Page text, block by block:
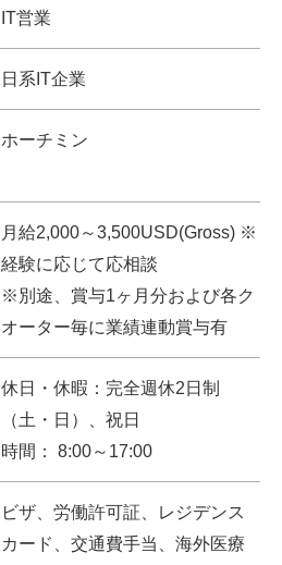
IT営業
日系IT企業
ホーチミン
月給2,000～3,500USD(Gross) ※
経験に応じて応相談
※別途、賞与1ヶ月分および各ク
オーター毎に業績連動賞与有
休日・休暇：完全週休2日制
（土・日）、祝日
時間： 8:00～17:00
ビザ、労働許可証、レジデンス
カード、交通費手当、海外医療